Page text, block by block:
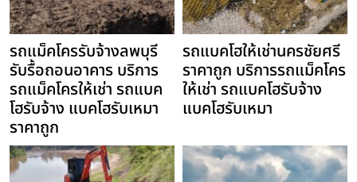
รถแม็คโครรับจ้างลพบุรี
รับรื้อถอนอาคาร บริการ
รถแม็คโครให้เช่า รถแบค
โฮรับจ้าง แบคโฮรับเหมา
ราคาถูก
รถแบคโฮให้เช่านครชัยศรี
ราคาถูก บริการรถแม็คโคร
ให้เช่า รถแบคโฮรับจ้าง
แบคโฮรับเหมา